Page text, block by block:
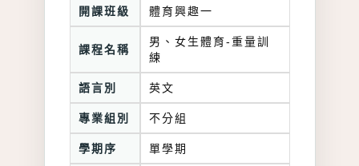
開課班級 體育興趣一
課程名稱
男、女生體育-重量訓
練
語言別 英文
專業組別 不分組
學期序 單學期